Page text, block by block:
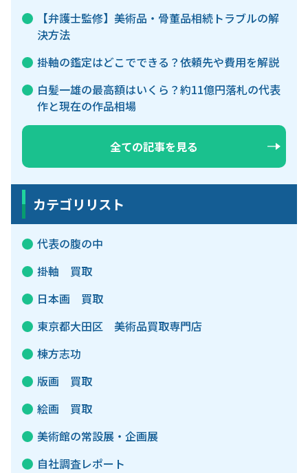
【弁護士監修】美術品・骨董品相続トラブルの解
決方法
掛軸の鑑定はどこでできる？依頼先や費用を解説
白髪一雄の最高額はいくら？約11億円落札の代表
作と現在の作品相場
全ての記事を見る
カテゴリリスト
代表の腹の中
掛軸 買取
日本画 買取
東京都大田区 美術品買取専門店
棟方志功
版画 買取
絵画 買取
美術館の常設展・企画展
自社調査レポート